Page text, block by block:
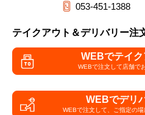
053-451-1388
テイクアウト＆デリバリー注
WEBでテイ
WEBで注文して店舗で
WEBでデリ
WEBで注文して、 ご指定の